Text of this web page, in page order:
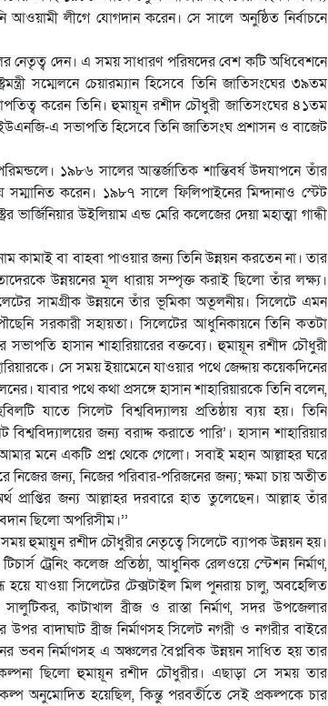
আওয়ামী লীগে যোগদান করেন। সে সালে অনুষ্ঠিত নির্বাচনে
নেতৃত্ব দেন। এ সময় সাধারণ পরিষদের বেশ কটি অধিবেশনে
সম্মেলনে চেয়ারম্যান হিসেবে তিনি জাতিসংঘের ৩৯তম
করেন তিনি। হুমায়ূন রশীদ চৌধুরী জাতিসংঘের ৪১তম
এ সভাপতি হিসেবে তিনি জাতিসংঘ প্রশাসন ও বাজেট
১৯৮৬ সালের আন্তর্জাতিক শান্তিবর্ষ উদযাপনে তাঁর
করেন। ১৯৮৭ সালে ফিলিপাইনের মিন্দানাও স্টেট
ভার্জিনিয়ার উইলিয়াম এন্ড মেরি কলেজের দেয়া মহাত্মা গান্ধী
কামাই বা বাহবা পাওয়ার জন্য তিনি উন্নয়ন করতেন না। তার
উন্নয়নের মূল ধারায় সম্পৃক্ত করাই ছিলো তাঁর লক্ষ্য।
সামগ্রীক উন্নয়নে তাঁর ভূমিকা অতূলনীয়। সিলেটে এমন
সরকারী সহায়তা। সিলেটের আধুনিকায়নে তিনি কতটা
হাসান শাহারিয়ারের বক্তব্যে। হুমায়ূন রশীদ চৌধুরী
সে সময় ইয়ামেনে যাওয়ার পথে জেদ্দায় কয়েকদিনের
যাবার পথে কথা প্রসঙ্গে হাসান শাহারিয়ারকে তিনি বলেন,
যাতে সিলেট বিশ্ববিদ্যালয় প্রতিষ্ঠায় ব্যয় হয়। তিনি
জন্য বরাদ্দ করাতে পারি’। হাসান শাহারিয়ার
মনে একটি প্রশ্ন থেকে গেলো। সবাই মহান আল্লাহর ঘরে
নিজের জন্য, নিজের পরিবার-পরিজনের জন্য; ক্ষমা চায় অতীত
প্রাপ্তির জন্য আল্লাহর দরবারে হাত তুলেছেন। আল্লাহ তাঁর
ছিলো অপরিসীম।’’
হুমায়ুন রশীদ চৌধুরীর নেতৃত্বে সিলেটে ব্যাপক উন্নয়ন হয়।
ট্রেনিং কলেজ প্রতিষ্ঠা, আধুনিক রেলওয়ে স্টেশন নির্মাণ,
হয়ে যাওয়া সিলেটের টেক্সটাইল মিল পুনরায় চালু, অবহেলিত
কাটাখাল ব্রীজ ও রাস্তা নির্মাণ, সদর উপজেলার
বাদাঘাট ব্রীজ নির্মাণসহ সিলেট নগরী ও নগরীর বাইরে
ভবন নির্মাণসহ এ অঞ্চলের বৈপ্লবিক উন্নয়ন সাধিত হয় তার
ছিলো হুমায়ূন রশীদ চৌধুরীর। এছাড়া সে সময় তার
অনুমোদিত হয়েছিল, কিন্তু পরবর্তীতে সেই প্রকল্পকে চার